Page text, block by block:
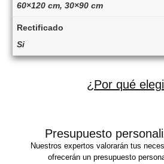
60×120 cm, 30×90 cm
Rectificado
Si
¿Por qué
Presupuesto
Nuestros expertos valorarán tus
ofrecerán un presupuesto